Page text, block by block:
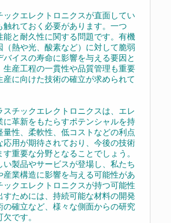
ックエレクトロニクスが直面してい
触れておく必要があります。一つ
能と耐久性に関する問題です。有機
（熱や光、酸素など）に対して脆弱
イスの寿命に影響を与える要因と
生産工程の一貫性や品質管理も重要
産に向けた技術の確立が求められて
チックエレクトロニクスは、エレ
に革新をもたらすポテンシャルを持
量性、柔軟性、低コストなどの利点
応用が期待されており、今後の技術
重要な分野となることでしょう。
い製品やサービスが登場し、私たち
業構造に影響を与える可能性があ
ックエレクトロニクスが持つ可能性
すためには、持続可能な材料の開発
の確立など、様々な側面からの研究
です。